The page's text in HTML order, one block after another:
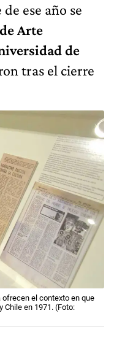
ese año se
Arte
de
tras el cierre
el contexto en que
Chile en 1971. (Foto: